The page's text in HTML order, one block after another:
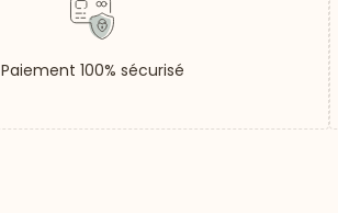
Paiement 100% sécurisé